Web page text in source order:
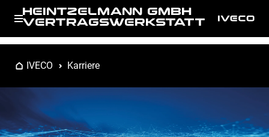
HEINTZELMANN GMBH
VERTRAGSWERKSTATT
IVECO Karriere